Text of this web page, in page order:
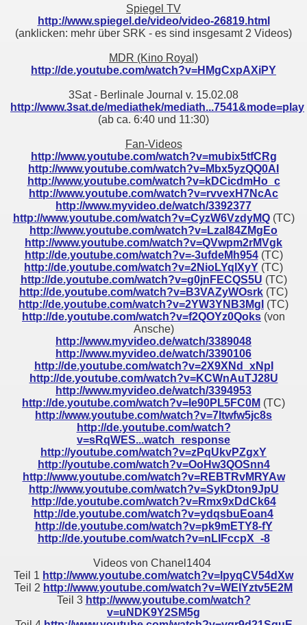
Spiegel TV
http://www.spiegel.de/video/video-26819.html
(anklicken: mehr über SRK - es sind insgesamt 2 Videos)
MDR (Kino Royal)
http://de.youtube.com/watch?v=HMgCxpAXiPY
3Sat - Berlinale Journal v. 15.02.08
http://www.3sat.de/mediathek/mediath...7541&mode=play
(ab ca. 6:40 und 11:30)
Fan-Videos
http://www.youtube.com/watch?v=mubix5tfCRg
http://www.youtube.com/watch?v=Mbx5yzQQ0AI
http://www.youtube.com/watch?v=kDCicdmHo_c
http://www.youtube.com/watch?v=rvvexH7NcAc
http://www.myvideo.de/watch/3392377
http://www.youtube.com/watch?v=CyzW6VzdyMQ(TC)
http://www.youtube.com/watch?v=Lzal84ZMgEo
http://www.youtube.com/watch?v=QVwpm2rMVgk
http://de.youtube.com/watch?v=-3ufdeMh954(TC)
http://de.youtube.com/watch?v=2NioLYqlXyY (TC)
http://de.youtube.com/watch?v=g0jnFECQS5U (TC)
http://de.youtube.com/watch?v=B3VAZyWOsrk (TC)
http://de.youtube.com/watch?v=2YW3YNB3MgI (TC)
http://de.youtube.com/watch?v=f2QOYz0Qoks (von
Ansche)
http://www.myvideo.de/watch/3389048
http://www.myvideo.de/watch/3390106
http://de.youtube.com/watch?v=2X9XNd_xNpI
http://de.youtube.com/watch?v=KCWnAuTJ28U
http://www.myvideo.de/watch/3394953
http://de.youtube.com/watch?v=Ie90PL5FC0M (TC)
http://www.youtube.com/watch?v=7Itwfw5jc8s
http://de.youtube.com/watch?
v=sRqWES...watch_response
http://youtube.com/watch?v=zPqUkvPZgxY
http://youtube.com/watch?v=OoHw3QOSnn4
http://www.youtube.com/watch?v=REBTRvMRYAw
http://www.youtube.com/watch?v=SykDton9JpU
http://de.youtube.com/watch?v=Rmx9xDdCk64
http://de.youtube.com/watch?v=ydqsbuEoan4
http://de.youtube.com/watch?v=pk9mETY8-fY
http://de.youtube.com/watch?v=nLIFccpX_-8
Videos von Chanel1404
Teil 1 http://www.youtube.com/watch?v=lpyqCV54dXw
Teil 2 http://www.youtube.com/watch?v=WElYztv5E2M
Teil 3 http://www.youtube.com/watch?
v=uNDK9Y2SM5g